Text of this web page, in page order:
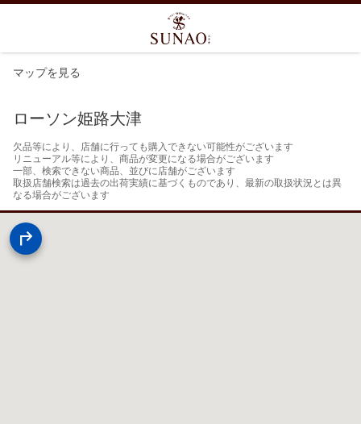
マップを見る
ローソン姫路大津
欠品等により、店舗に行っても購入できない可能性がございます
リニューアル等により、商品が変更になる場合がございます
一部、検索できない商品、並びに店舗がございます
取扱店舗検索は過去の出荷実績に基づくものであり、最新の取扱状況とは異
なる場合がございます